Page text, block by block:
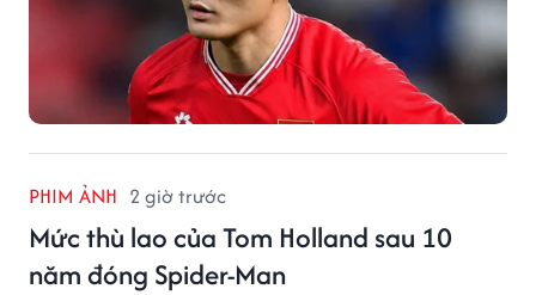
PHIM ẢNH 2 giờ trước
Mức thù lao của Tom Holland sau 10
năm đóng Spider-Man